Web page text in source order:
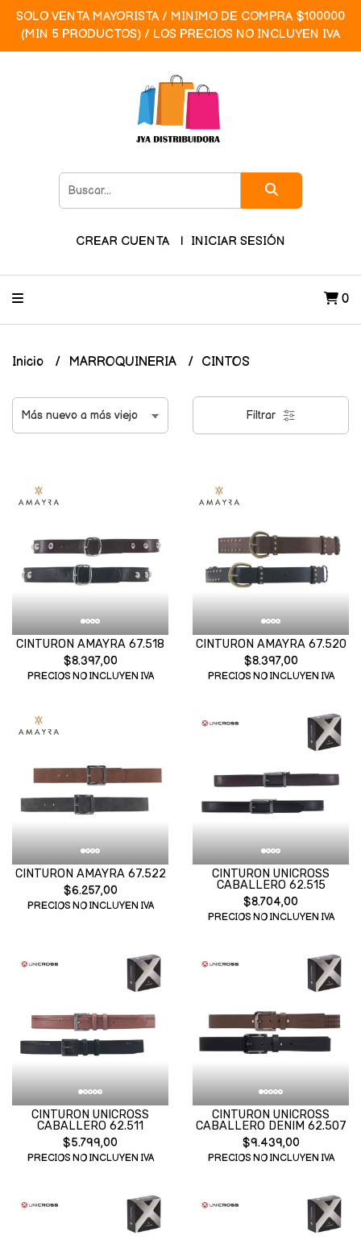
SOLO VENTA MAYORISTA / MINIMO DE COMPRA $100000
(MIN 5 PRODUCTOS) / LOS PRECIOS NO INCLUYEN IVA
CREAR CUENTA INICIAR SESIÓN
0
Inicio MARROQUINERIA CINTOS
Filtrar
CINTURON AMAYRA 67.518
$8.397,00
PRECIOS NO INCLUYEN IVA
CINTURON AMAYRA 67.520
$8.397,00
PRECIOS NO INCLUYEN IVA
CINTURON AMAYRA 67.522
$6.257,00
PRECIOS NO INCLUYEN IVA
CINTURON UNICROSS
CABALLERO 62.515
$8.704,00
PRECIOS NO INCLUYEN IVA
CINTURON UNICROSS
CABALLERO 62.511
$5.799,00
PRECIOS NO INCLUYEN IVA
CINTURON UNICROSS
CABALLERO DENIM 62.507
$9.439,00
PRECIOS NO INCLUYEN IVA